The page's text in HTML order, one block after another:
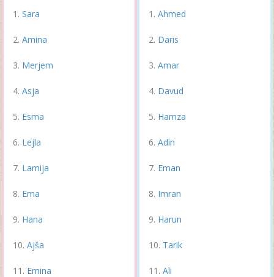
Sara
Amina
Merjem
Asja
Esma
Lejla
Lamija
Ema
Hana
Ajša
Emina
Ahmed
Daris
Amar
Davud
Hamza
Adin
Eman
Imran
Harun
Tarik
Ali